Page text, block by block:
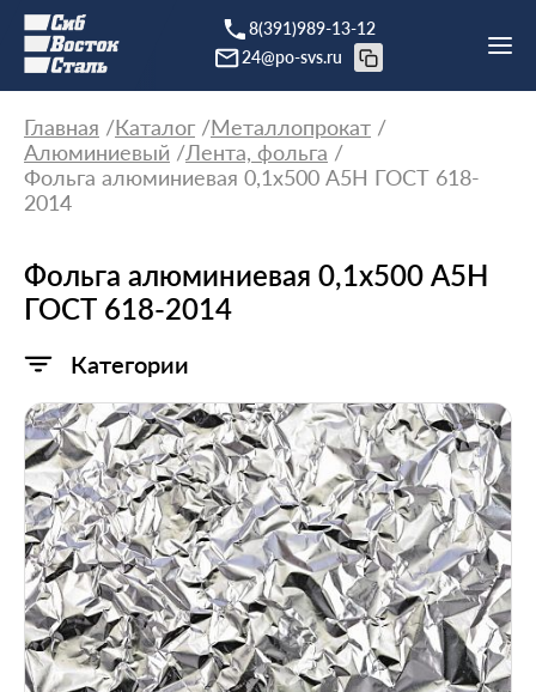
8(391)989-13-12
24@po-svs.ru
Главная Каталог
Металлопрокат
Алюминиевый
Лента, фольга
Фольга алюминиевая 0,1х500 А5Н ГОСТ 618-
2014
Фольга алюминиевая 0,1х500 А5Н
ГОСТ 618-2014
Категории